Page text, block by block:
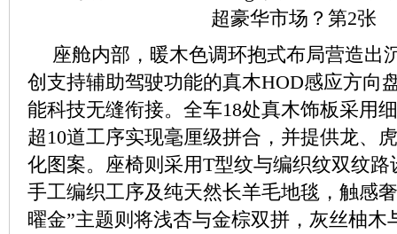
座舱内部，暖木色调环抱式布局营造出
创支持辅助驾驶功能的真木HOD感应方向
能科技无缝衔接。全车18处真木饰板采用
超10道工序实现毫厘级拼合，并提供龙、
化图案。座椅则采用T型纹与编织纹双纹路
手工编织工序及纯天然长羊毛地毯，触感
曜金”主题则将浅杏与金棕双拼，灰丝柚木